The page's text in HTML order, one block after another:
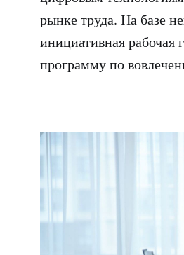
рынке труда. На базе
инициативная рабочая
программу по